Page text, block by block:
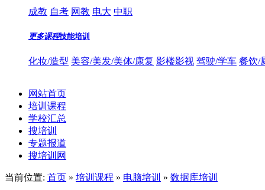
成教 自考 网教 电大 中职
更多课程技能培训
化妆/造型 美容/美发/美体/康复 影楼影视 驾驶/学车 餐饮/
网站首页
培训课程
学校汇总
搜培训
专题报道
搜培训网
当前位置: 首页 » 培训课程 » 电脑培训 » 数据库培训